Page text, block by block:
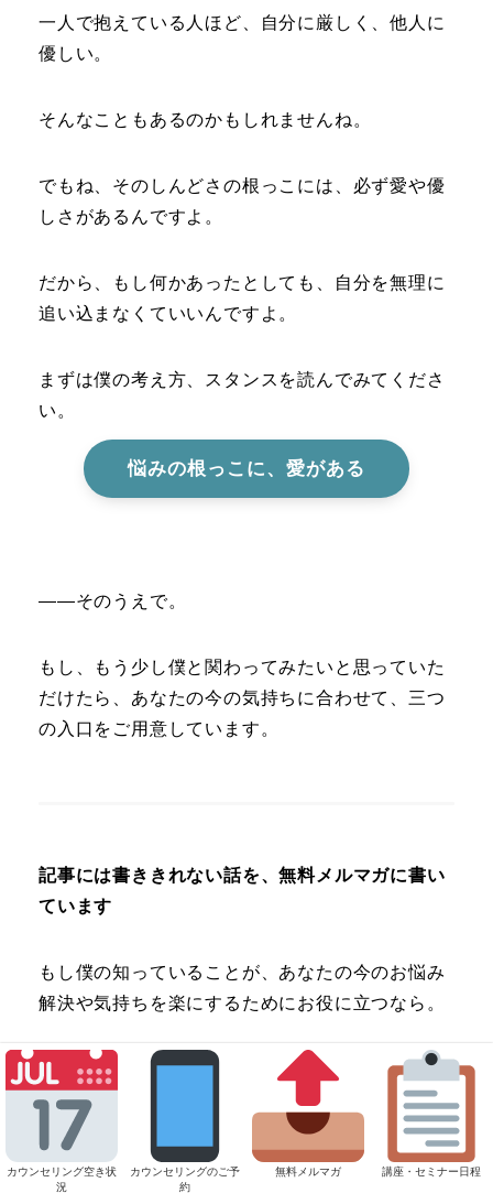
一人で抱えている人ほど、自分に厳しく、他人に
優しい。
そんなこともあるのかもしれませんね。
でもね、そのしんどさの根っこには、必ず愛や優
しさがあるんですよ。
だから、もし何かあったとしても、自分を無理に
追い込まなくていいんですよ。
まずは僕の考え方、スタンスを読んでみてくださ
い。
悩みの根っこに、愛がある
――そのうえで。
もし、もう少し僕と関わってみたいと思っていた
だけたら、あなたの今の気持ちに合わせて、三つ
の入口をご用意しています。
記事には書ききれない話を、無料メルマガに書い
ています
もし僕の知っていることが、あなたの今のお悩み
解決や気持ちを楽にするためにお役に立つなら。
そう思いながら週3回メルマガを書いています。
もちろん登録は無料です。
ご登録いただいた方には特典PDF【誰かのために
生きてきた人へ。私の心を、もう一度動かすため
カウンセリング空き状
況
カウンセリングのご予
約
無料メルマガ 講座・セミナー日程